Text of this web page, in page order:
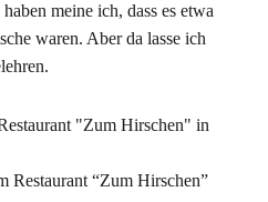
meine ich, dass es etwa
waren. Aber da lasse ich
Restaurant “Zum Hirschen”